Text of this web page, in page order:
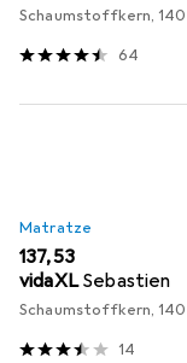
Schaumstoffkern,
64
Matratze
EUR
137,53
vidaXL Sebastien
Schaumstoffkern,
14